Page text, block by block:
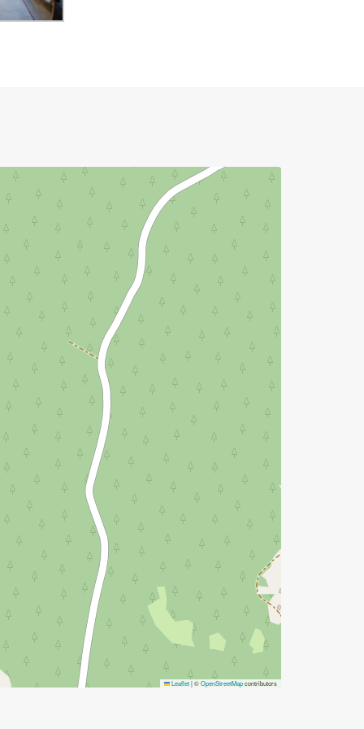
Leaflet|©OpenStreetMapcontributors